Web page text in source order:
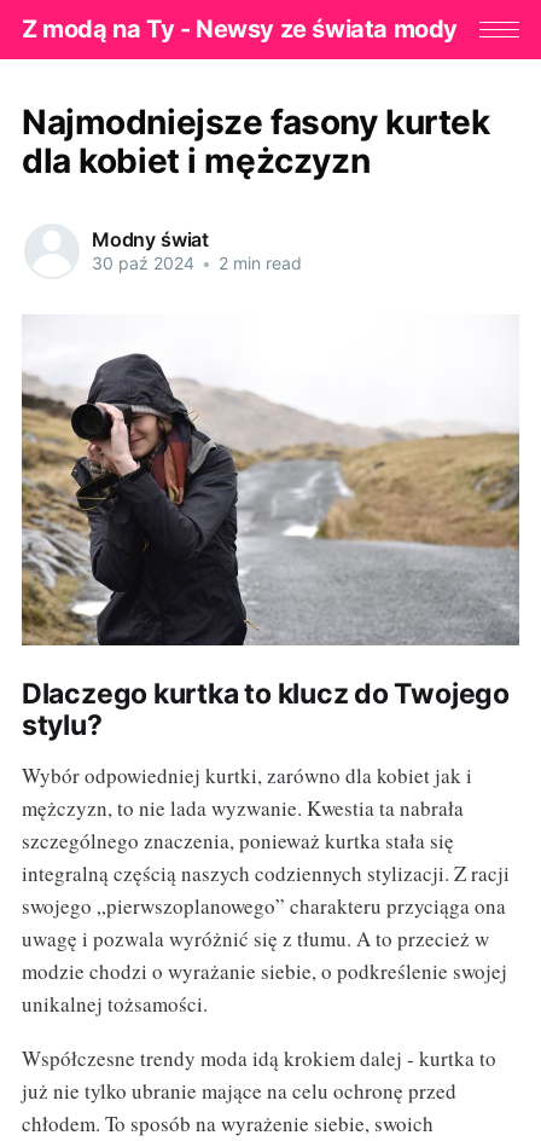
Z modą na Ty - Newsy ze świata mody
Najmodniejsze fasony kurtek
dla kobiet i mężczyzn
Modny świat
30 paź 2024 • 2 min read
Dlaczego kurtka to klucz do Twojego
stylu?
Wybór odpowiedniej kurtki, zarówno dla kobiet jak i
mężczyzn, to nie lada wyzwanie. Kwestia ta nabrała
szczególnego znaczenia, ponieważ kurtka stała się
integralną częścią naszych codziennych stylizacji. Z racji
swojego „pierwszoplanowego” charakteru przyciąga ona
uwagę i pozwala wyróżnić się z tłumu. A to przecież w
modzie chodzi o wyrażanie siebie, o podkreślenie swojej
unikalnej tożsamości.
Współczesne trendy moda idą krokiem dalej - kurtka to
już nie tylko ubranie mające na celu ochronę przed
chłodem. To sposób na wyrażenie siebie, swoich